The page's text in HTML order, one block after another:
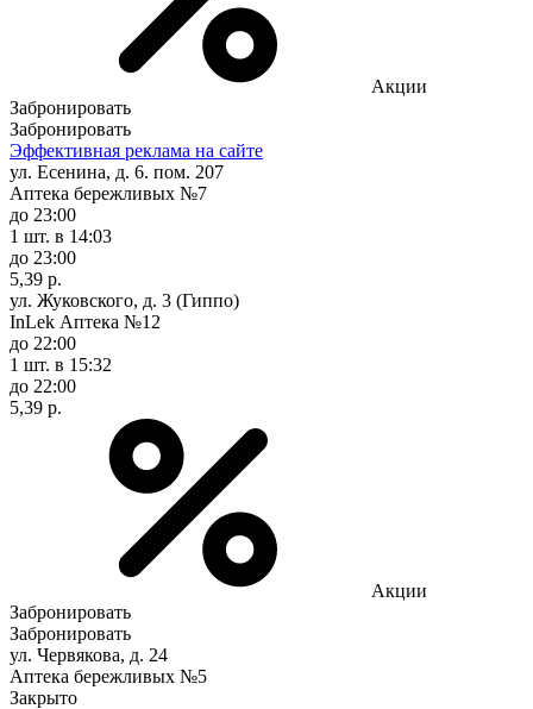
Акции
Забронировать
Забронировать
Эффективная реклама на сайте
ул. Есенина, д. 6. пом. 207
Аптека бережливых №7
до 23:00
1 шт. в 14:03
до 23:00
5,39 р.
ул. Жуковского, д. 3 (Гиппо)
InLek Аптека №12
до 22:00
1 шт. в 15:32
до 22:00
5,39 р.
Акции
Забронировать
Забронировать
ул. Червякова, д. 24
Аптека бережливых №5
Закрыто